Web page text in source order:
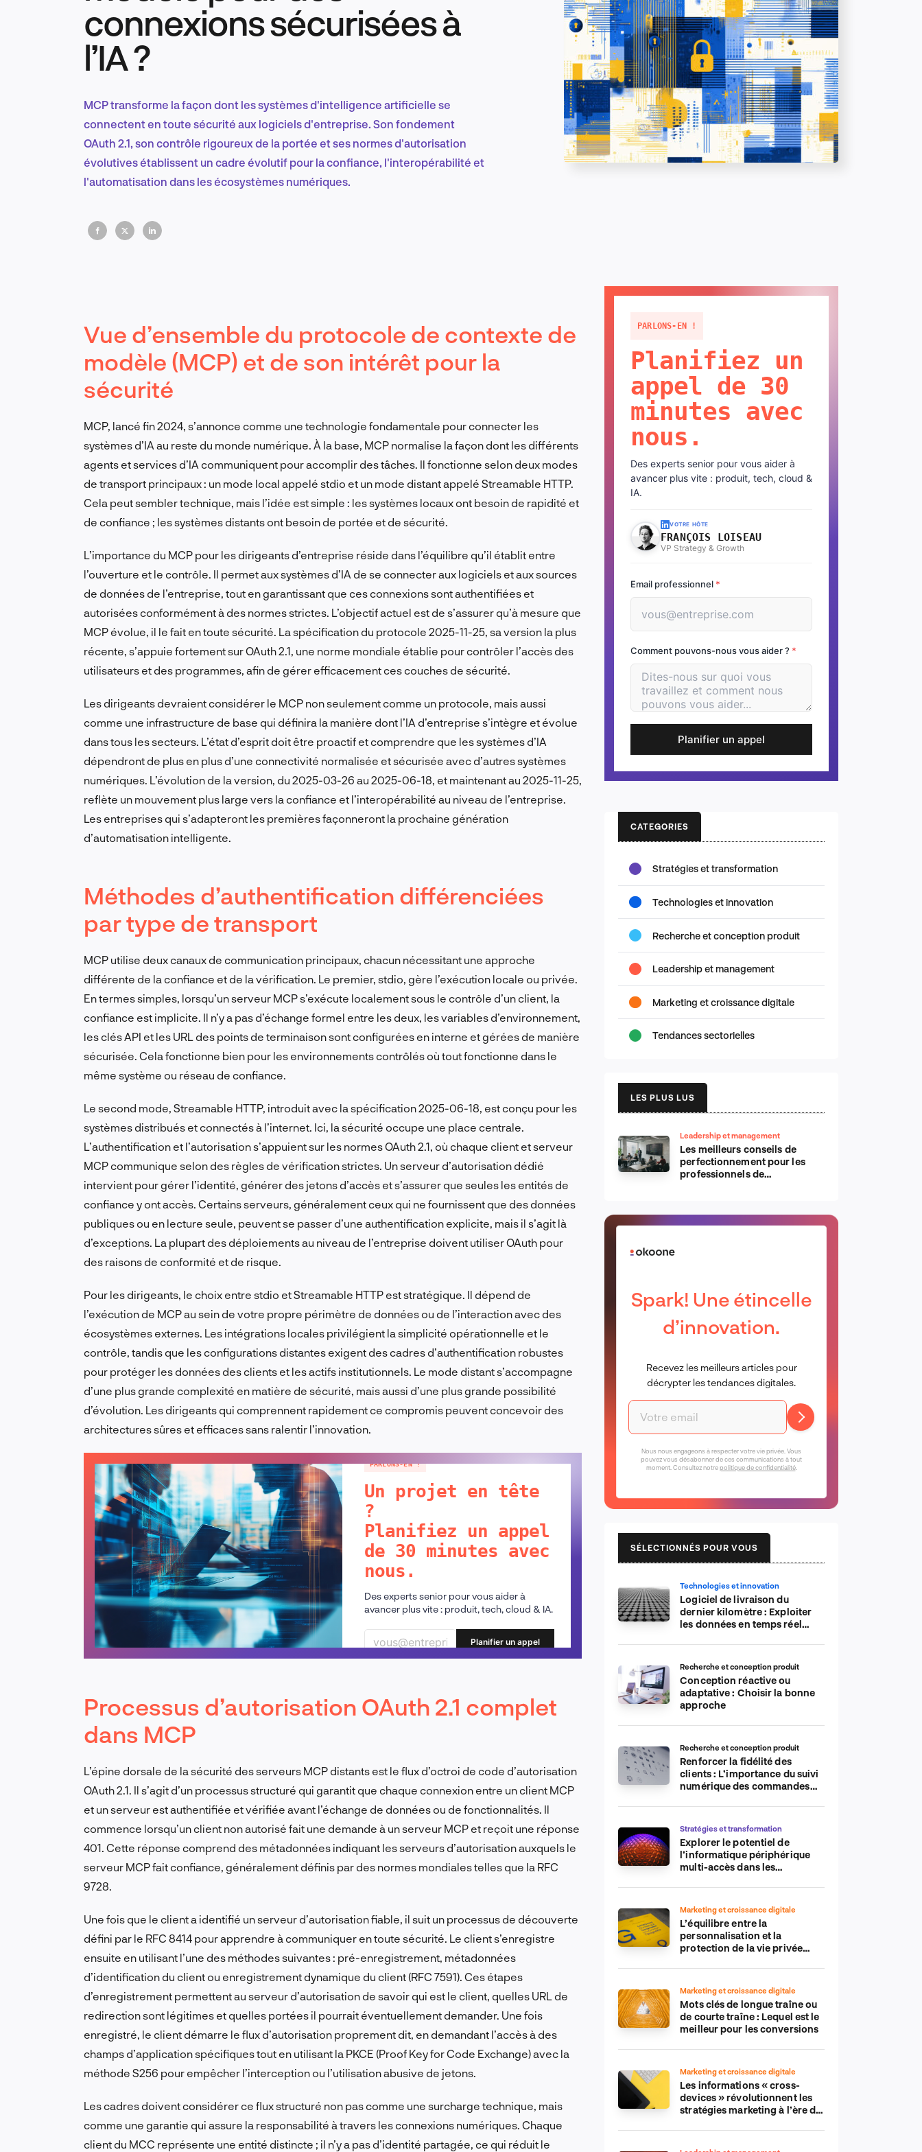
Recherche et conception produit
FR
connexions sécurisées à
l’IA ?
MCP transforme la façon dont les systèmes d'intelligence artificielle se
connectent en toute sécurité aux logiciels d'entreprise. Son fondement
OAuth 2.1, son contrôle rigoureux de la portée et ses normes d'autorisation
évolutives établissent un cadre évolutif pour la confiance, l'interopérabilité et
l'automatisation dans les écosystèmes numériques.
Vue d’ensemble du protocole de contexte de
modèle (MCP) et de son intérêt pour la
sécurité
MCP, lancé fin 2024, s’annonce comme une technologie fondamentale pour connecter les
systèmes d’IA au reste du monde numérique. À la base, MCP normalise la façon dont les différents
agents et services d’IA communiquent pour accomplir des tâches. Il fonctionne selon deux modes
de transport principaux : un mode local appelé stdio et un mode distant appelé Streamable HTTP.
Cela peut sembler technique, mais l’idée est simple : les systèmes locaux ont besoin de rapidité et
de confiance ; les systèmes distants ont besoin de portée et de sécurité.
L’importance du MCP pour les dirigeants d’entreprise réside dans l’équilibre qu’il établit entre
l’ouverture et le contrôle. Il permet aux systèmes d’IA de se connecter aux logiciels et aux sources
de données de l’entreprise, tout en garantissant que ces connexions sont authentifiées et
autorisées conformément à des normes strictes. L’objectif actuel est de s’assurer qu’à mesure que
MCP évolue, il le fait en toute sécurité. La spécification du protocole 2025-11-25, sa version la plus
récente, s’appuie fortement sur OAuth 2.1, une norme mondiale établie pour contrôler l’accès des
utilisateurs et des programmes, afin de gérer efficacement ces couches de sécurité.
Les dirigeants devraient considérer le MCP non seulement comme un protocole, mais aussi
comme une infrastructure de base qui définira la manière dont l’IA d’entreprise s’intègre et évolue
dans tous les secteurs. L’état d’esprit doit être proactif et comprendre que les systèmes d’IA
dépendront de plus en plus d’une connectivité normalisée et sécurisée avec d’autres systèmes
numériques. L’évolution de la version, du 2025-03-26 au 2025-06-18, et maintenant au 2025-11-25,
reflète un mouvement plus large vers la confiance et l’interopérabilité au niveau de l’entreprise.
Les entreprises qui s’adapteront les premières façonneront la prochaine génération
d’automatisation intelligente.
Méthodes d’authentification différenciées
par type de transport
MCP utilise deux canaux de communication principaux, chacun nécessitant une approche
différente de la confiance et de la vérification. Le premier, stdio, gère l’exécution locale ou privée.
En termes simples, lorsqu’un serveur MCP s’exécute localement sous le contrôle d’un client, la
confiance est implicite. Il n’y a pas d’échange formel entre les deux, les variables d’environnement,
les clés API et les URL des points de terminaison sont configurées en interne et gérées de manière
sécurisée. Cela fonctionne bien pour les environnements contrôlés où tout fonctionne dans le
même système ou réseau de confiance.
Le second mode, Streamable HTTP, introduit avec la spécification 2025-06-18, est conçu pour les
systèmes distribués et connectés à l’internet. Ici, la sécurité occupe une place centrale.
L’authentification et l’autorisation s’appuient sur les normes OAuth 2.1, où chaque client et serveur
MCP communique selon des règles de vérification strictes. Un serveur d’autorisation dédié
intervient pour gérer l’identité, générer des jetons d’accès et s’assurer que seules les entités de
confiance y ont accès. Certains serveurs, généralement ceux qui ne fournissent que des données
publiques ou en lecture seule, peuvent se passer d’une authentification explicite, mais il s’agit là
d’exceptions. La plupart des déploiements au niveau de l’entreprise doivent utiliser OAuth pour
des raisons de conformité et de risque.
Pour les dirigeants, le choix entre stdio et Streamable HTTP est stratégique. Il dépend de
l’exécution de MCP au sein de votre propre périmètre de données ou de l’interaction avec des
écosystèmes externes. Les intégrations locales privilégient la simplicité opérationnelle et le
contrôle, tandis que les configurations distantes exigent des cadres d’authentification robustes
pour protéger les données des clients et les actifs institutionnels. Le mode distant s’accompagne
d’une plus grande complexité en matière de sécurité, mais aussi d’une plus grande possibilité
d’évolution. Les dirigeants qui comprennent rapidement ce compromis peuvent concevoir des
architectures sûres et efficaces sans ralentir l’innovation.
PARLONS-EN !
Un projet en tête
?
Planifiez un appel
de 30 minutes avec
nous.
Des experts senior pour vous aider à
avancer plus vite : produit, tech, cloud & IA.
Planifier un appel
Processus d’autorisation OAuth 2.1 complet
dans MCP
L’épine dorsale de la sécurité des serveurs MCP distants est le flux d’octroi de code d’autorisation
OAuth 2.1. Il s’agit d’un processus structuré qui garantit que chaque connexion entre un client MCP
et un serveur est authentifiée et vérifiée avant l’échange de données ou de fonctionnalités. Il
commence lorsqu’un client non autorisé fait une demande à un serveur MCP et reçoit une réponse
401. Cette réponse comprend des métadonnées indiquant les serveurs d’autorisation auxquels le
serveur MCP fait confiance, généralement définis par des normes mondiales telles que la RFC
9728.
Une fois que le client a identifié un serveur d’autorisation fiable, il suit un processus de découverte
défini par le RFC 8414 pour apprendre à communiquer en toute sécurité. Le client s’enregistre
ensuite en utilisant l’une des méthodes suivantes : pré-enregistrement, métadonnées
d’identification du client ou enregistrement dynamique du client (RFC 7591). Ces étapes
d’enregistrement permettent au serveur d’autorisation de savoir qui est le client, quelles URL de
redirection sont légitimes et quelles portées il pourrait éventuellement demander. Une fois
enregistré, le client démarre le flux d’autorisation proprement dit, en demandant l’accès à des
champs d’application spécifiques tout en utilisant la PKCE (Proof Key for Code Exchange) avec la
méthode S256 pour empêcher l’interception ou l’utilisation abusive de jetons.
Les cadres doivent considérer ce flux structuré non pas comme une surcharge technique, mais
comme une garantie qui assure la responsabilité à travers les connexions numériques. Chaque
client du MCC représente une entité distincte ; il n’y a pas d’identité partagée, ce qui réduit le
PARLONS-EN !
Planifiez un
appel de 30
minutes avec
nous.
Des experts senior pour vous aider à
avancer plus vite : produit, tech, cloud &
IA.
VOTRE HÔTE
FRANÇOIS LOISEAU
VP Strategy & Growth
Email professionnel *
Comment pouvons-nous vous aider ? *
Planifier un appel
CATEGORIES
Stratégies et transformation
Technologies et innovation
Recherche et conception produit
Leadership et management
Marketing et croissance digitale
Tendances sectorielles
LES PLUS LUS
Leadership et management
Les meilleurs conseils de
perfectionnement pour les
professionnels de
Spark! Une étincelle
d’innovation.
Recevez les meilleurs articles pour
décrypter les tendances digitales.
Nous nous engageons à respecter votre vie privée. Vous
pouvez vous désabonner de ces communications à tout
moment. Consultez notrepolitique de confidentialité.
SÉLECTIONNÉS POUR VOUS
Technologies et innovation
Logiciel de livraison du
dernier kilomètre : Exploiter
les données en temps réel
Recherche et conception produit
Conception réactive ou
adaptative : Choisir la bonne
approche
Recherche et conception produit
Renforcer la fidélité des
clients : L’importance du suivi
numérique des commandes
commerce électronique
Stratégies et transformation
Explorer le potentiel de
l’informatique périphérique
multi-accès dans les
Marketing et croissance digitale
L’équilibre entre la
personnalisation et la
protection de la vie privée
Marketing et croissance digitale
Mots clés de longue traîne ou
de courte traîne : Lequel est le
meilleur pour les conversions
Marketing et croissance digitale
Les informations « cross-
devices » révolutionnent les
stratégies marketing à l’ère du